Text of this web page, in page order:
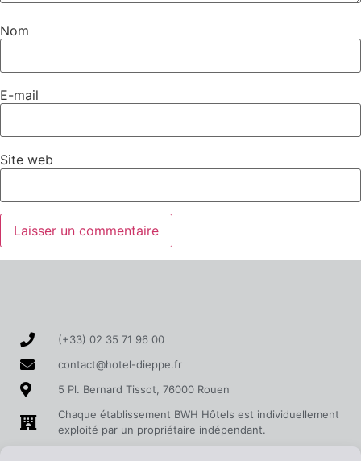
Nom
E-mail
Site web
(+33) 02 35 71 96 00
contact@hotel-dieppe.fr
5 Pl. Bernard Tissot, 76000 Rouen
Chaque établissement BWH Hôtels est individuellement
exploité par un propriétaire indépendant.